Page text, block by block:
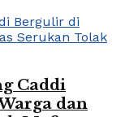
Caddi
dan